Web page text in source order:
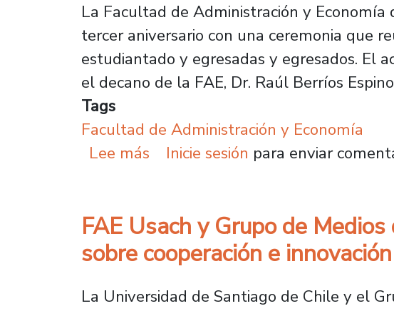
La Facultad de Administración y
tercer aniversario con una ceremonia que
estudiantado y egresadas y egresados. El
el decano de la FAE, Dr. Raúl Berríos
Tags
Facultad de Administración y Economía
Lee más sobre FAE Usach celebra 53
Inicie sesión para enviar
FAE Usach y Grupo de
sobre cooperación e innovación
La Universidad de Santiago de Chile y el